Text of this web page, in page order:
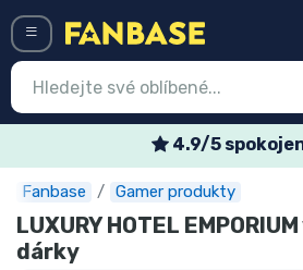
4.9/5
Fanbase Gamer produkty
LUXURY HOTEL
dárky
Vstup
Nejnovější věci